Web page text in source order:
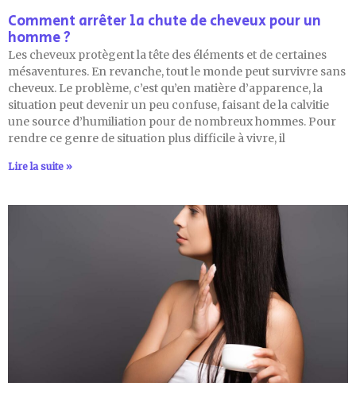
Comment arrêter la chute de cheveux pour un
homme ?
Les cheveux protègent la tête des éléments et de certaines
mésaventures. En revanche, tout le monde peut survivre sans
cheveux. Le problème, c’est qu’en matière d’apparence, la
situation peut devenir un peu confuse, faisant de la calvitie
une source d’humiliation pour de nombreux hommes. Pour
rendre ce genre de situation plus difficile à vivre, il
Lire la suite »